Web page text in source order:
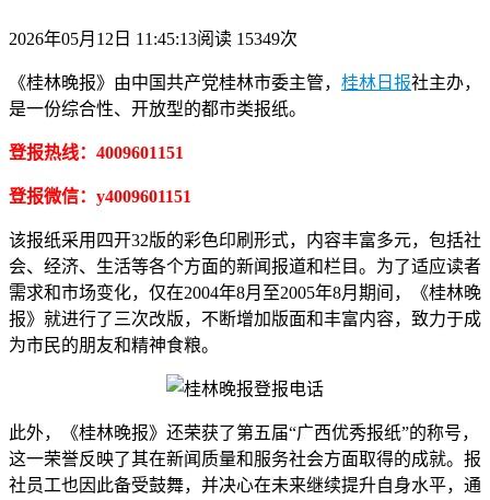
2026年05月12日 11:45:13阅读 15349次
《桂林晚报》由中国共产党桂林市委主管， 桂林日报社主办，
是一份综合性、开放型的都市类报纸。
登报热线：4009601151
登报微信：y4009601151
该报纸采用四开32版的彩色印刷形式，内容丰富多元，包括社
会、经济、生活等各个方面的新闻报道和栏目。为了适应读者
需求和市场变化，仅在2004年8月至2005年8月期间，《桂林晚
报》就进行了三次改版，不断增加版面和丰富内容，致力于成
为市民的朋友和精神食粮。
此外，《桂林晚报》还荣获了第五届“广西优秀报纸”的称号，
这一荣誉反映了其在新闻质量和服务社会方面取得的成就。报
社员工也因此备受鼓舞，并决心在未来继续提升自身水平，通